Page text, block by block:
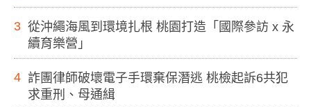
3 從沖繩海風到環境扎根 桃園打造「國際參訪 x 永
續育樂營」
4 詐團律師破壞電子手環棄保潛逃 桃檢起訴6共犯
求重刑、母通緝